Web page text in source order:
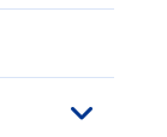
sottomenu